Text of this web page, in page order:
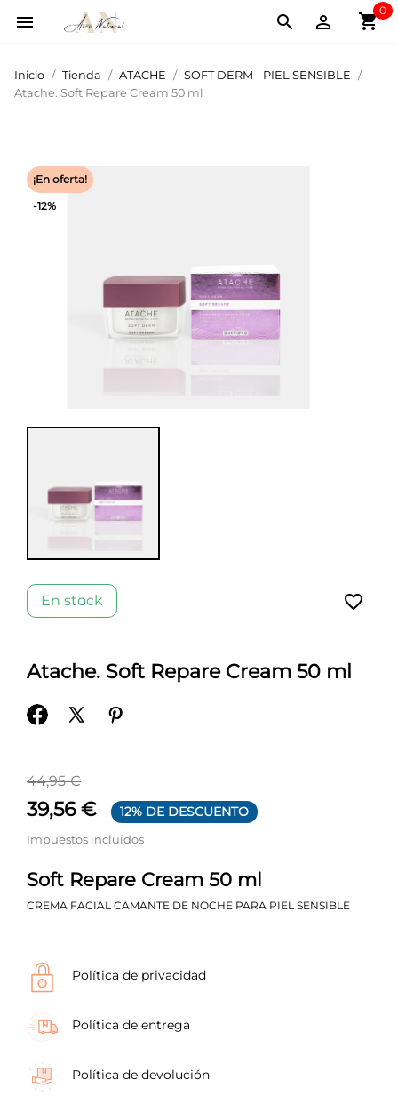
 shopping_cart
0


Inicio Tienda ATACHE
SOFT DERM - PIEL SENSIBLE
Atache. Soft Repare Cream 50 ml
¡En oferta!
-12%
En stock favorite_border
Atache. Soft Repare Cream 50 ml
44,95 €
39,56 € 12% DE DESCUENTO
Impuestos incluidos
Soft Repare Cream 50 ml
CREMA FACIAL CAMANTE DE NOCHE PARA PIEL SENSIBLE
Política de privacidad
Política de entrega
Política de devolución